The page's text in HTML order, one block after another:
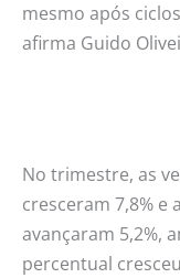
mesmo após
afirma Guido
No trimestre, as
cresceram 7,8% e
avançaram 5,2%,
percentual